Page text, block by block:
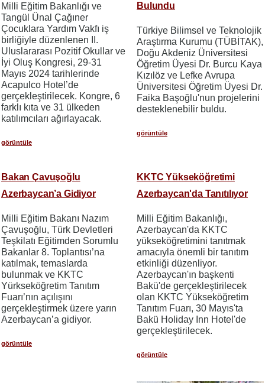
Milli Eğitim Bakanlığı ve
Tangül Ünal Çağıner
Çocuklara Yardım Vakfı iş
birliğiyle düzenlenen II.
Uluslararası Pozitif Okullar ve
İyi Oluş Kongresi, 29-31
Mayıs 2024 tarihlerinde
Acapulco Hotel’de
gerçekleştirilecek. Kongre, 6
farklı kıta ve 31 ülkeden
katılımcıları ağırlayacak.
görüntüle
Bulundu
Türkiye Bilimsel ve Teknolojik
Araştırma Kurumu (TÜBİTAK),
Doğu Akdeniz Üniversitesi
Öğretim Üyesi Dr. Burcu Kaya
Kızılöz ve Lefke Avrupa
Üniversitesi Öğretim Üyesi Dr.
Faika Başoğlu'nun projelerini
desteklenebilir buldu.
görüntüle
Bakan Çavuşoğlu
Azerbaycan’a Gidiyor
Milli Eğitim Bakanı Nazım
Çavuşoğlu, Türk Devletleri
Teşkilatı Eğitimden Sorumlu
Bakanlar 8. Toplantısı’na
katılmak, temaslarda
bulunmak ve KKTC
Yürkseköğretim Tanıtım
Fuarı’nın açılışını
gerçekleştirmek üzere yarın
Azerbaycan’a gidiyor.
görüntüle
KKTC Yükseköğretimi
Azerbaycan'da Tanıtılıyor
Milli Eğitim Bakanlığı,
Azerbaycan'da KKTC
yükseköğretimini tanıtmak
amacıyla önemli bir tanıtım
etkinliği düzenliyor.
Azerbaycan'ın başkenti
Bakü'de gerçekleştirilecek
olan KKTC Yükseköğretim
Tanıtım Fuarı, 30 Mayıs'ta
Bakü Holiday Inn Hotel'de
gerçekleştirilecek.
görüntüle